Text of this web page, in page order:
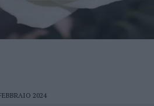
2024